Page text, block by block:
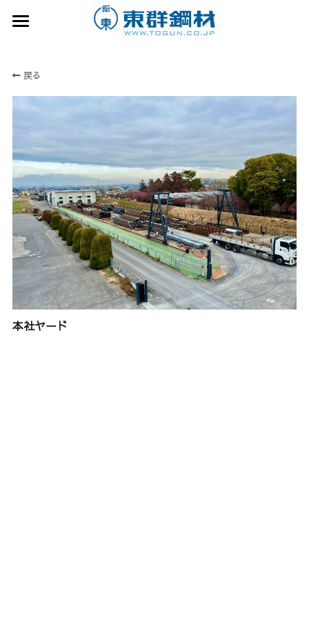
企業概要
主要取引先
許認可・資格者
事業案内
事業案内トップ
取扱商品・サービス
鋼材加工部門（一次加工）
鋼材加工部門（二次加工）
倉庫輸送部門
事業拠点
本社・本社倉庫・本社加工工場
本社ヤード
玉村北工場
伊勢崎在庫センター
藤岡スチールセンター
高崎吉井工場
リクルートトップ
数字から知る東群鋼材
リクルート特設サイト
サステナビリティ
広告・メディア
お問合せ
70周年特設
検索
戻る
本社ヤード